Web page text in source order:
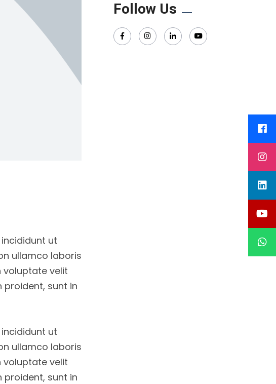
ut
ullamco laboris
voluptate velit
sunt in
ut
ullamco laboris
voluptate velit
sunt in
Follow Us